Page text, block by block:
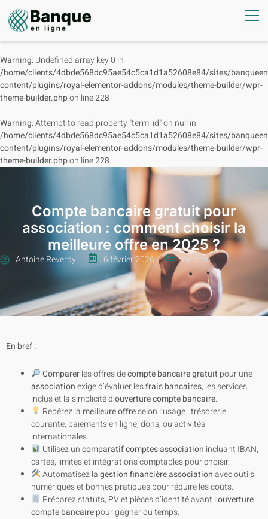
Warning: Undefined array key 0 in
/home/clients/4dbde568dc95ae54c5ca1d1a52608e84/sites/
content/plugins/royal-elementor-addons/modules/theme-builder/wpr-
theme-builder.phpon line228
Warning: Attempt to read property "term_id" on null in
/home/clients/4dbde568dc95ae54c5ca1d1a52608e84/sites/
content/plugins/royal-elementor-addons/modules/theme-builder/wpr-
theme-builder.phpon line228
Compte bancaire gratuit pour
association : comment choisir la
meilleure offre en 2025 ?
Antoine Reverdy 6 février 2026 Gestion
En bref :
Comparerles offres decompte bancaire gratuit pour une
associationexige d’évaluer lesfrais bancaires, les services
inclus et la simplicité d’ouverture compte bancaire.
Repérez la meilleure offreselon l’usage : trésorerie
courante, paiements en ligne, dons, ou activités
internationales.
Utilisez uncomparatif comptes association incluant IBAN,
cartes, limites et intégrations comptables pour choisir.
Automatisez lagestion financière associationavec outils
numériques et bonnes pratiques pour réduire les coûts.
Préparez statuts, PV et pièces d’identité avant l’ouverture
compte bancairepour gagner du temps.